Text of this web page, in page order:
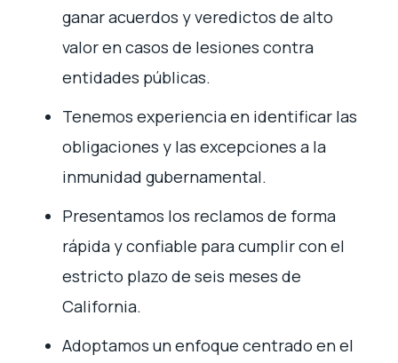
ganar acuerdos y veredictos de alto
valor en casos de lesiones contra
entidades públicas.
Tenemos experiencia en identificar las
obligaciones y las excepciones a la
inmunidad gubernamental.
Presentamos los reclamos de forma
rápida y confiable para cumplir con el
estricto plazo de seis meses de
California.
Adoptamos un enfoque centrado en el